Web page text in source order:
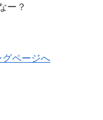
ー？